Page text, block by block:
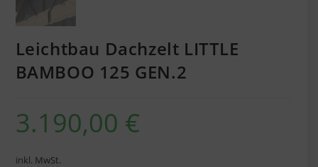
Leichtbau Dachzelt LITTLE
BAMBOO 125 GEN.2
3.190,00 €
inkl. MwSt.